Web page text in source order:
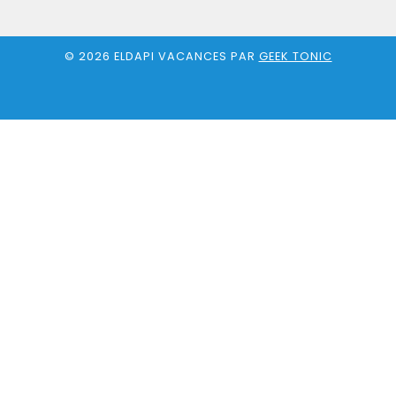
© 2026 ELDAPI VACANCES PAR GEEK TONIC